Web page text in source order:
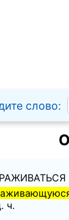
слово:
ч.